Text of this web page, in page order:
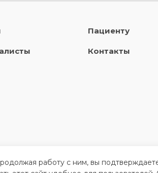
Пациенту
Контакты
работу с ним, вы